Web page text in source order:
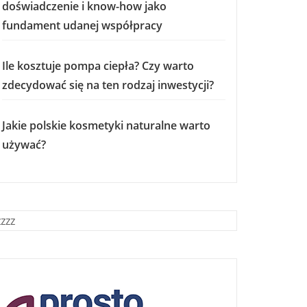
doświadczenie i know-how jako
fundament udanej współpracy
Ile kosztuje pompa ciepła? Czy warto
zdecydować się na ten rodzaj inwestycji?
Jakie polskie kosmetyki naturalne warto
używać?